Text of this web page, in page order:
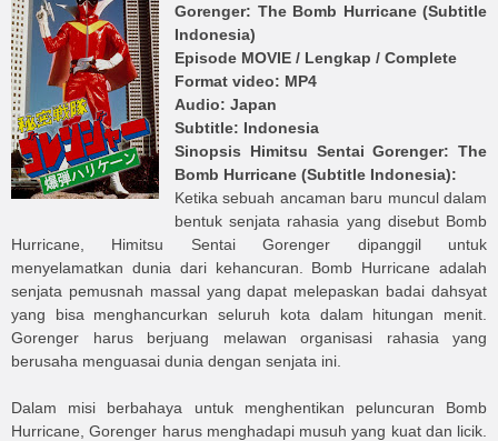
Gorenger: The Bomb Hurricane (Subtitle
Indonesia)
Episode MOVIE / Lengkap / Complete
Format video: MP4
Audio: Japan
Subtitle: Indonesia
Sinopsis Himitsu Sentai Gorenger: The
Bomb Hurricane (Subtitle Indonesia):
Ketika sebuah ancaman baru muncul dalam
bentuk senjata rahasia yang disebut Bomb
Hurricane, Himitsu Sentai Gorenger dipanggil untuk
menyelamatkan dunia dari kehancuran. Bomb Hurricane adalah
senjata pemusnah massal yang dapat melepaskan badai dahsyat
yang bisa menghancurkan seluruh kota dalam hitungan menit.
Gorenger harus berjuang melawan organisasi rahasia yang
berusaha menguasai dunia dengan senjata ini.
Dalam misi berbahaya untuk menghentikan peluncuran Bomb
Hurricane, Gorenger harus menghadapi musuh yang kuat dan licik.